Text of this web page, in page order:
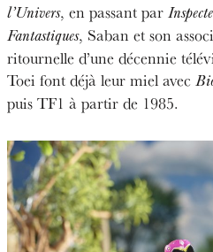
l’Univers, en passant par
Fantastiques, Saban et son
ritournelle d’une décennie
Toei font déjà leur miel avec
puis TF1 à partir de 1985.